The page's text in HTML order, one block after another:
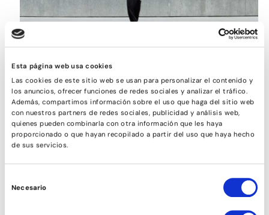
Esta página web usa cookies
Las cookies de este sitio web se usan para personalizar el contenido y
los anuncios, ofrecer funciones de redes sociales y analizar el tráfico.
Además, compartimos información sobre el uso que haga del sitio web
con nuestros partners de redes sociales, publicidad y análisis web,
quienes pueden combinarla con otra información que les haya
proporcionado o que hayan recopilado a partir del uso que haya hecho
de sus servicios.
de
Necesario
CONTEMPORANI